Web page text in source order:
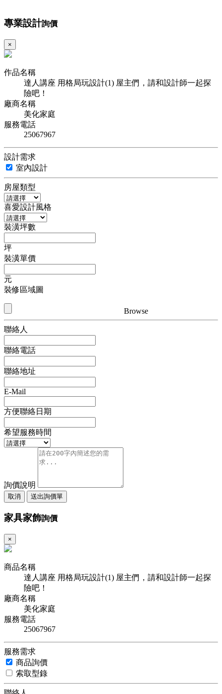
專業設計詢價
×
作品名稱
達人講座 用格局玩設計(1) 屋主們，請和設計師一起探
險吧！
廠商名稱
美化家庭
服務電話
25067967
設計需求
室內設計
房屋類型
喜愛設計風格
裝潢坪數
坪
裝潢單價
元
裝修區域圖
Browse
聯絡人
聯絡電話
聯絡地址
E-Mail
方便聯絡日期
希望服務時間
詢價說明
取消 送出詢價單
家具家飾詢價
×
商品名稱
達人講座 用格局玩設計(1) 屋主們，請和設計師一起探
險吧！
廠商名稱
美化家庭
服務電話
25067967
服務需求
商品詢價
索取型錄